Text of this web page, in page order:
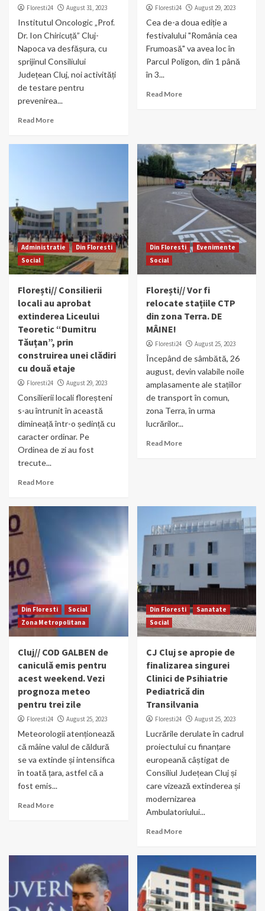
Floresti24 August 31, 2023
Institutul Oncologic „Prof.
Dr. Ion Chiricuță” Cluj-
Napoca va desfășura, cu
sprijinul Consiliului
Județean Cluj, noi activități
de testare pentru
prevenirea...
Read More
Floresti24 August 29, 2023
Cea de-a doua ediție a
festivalului "România cea
Frumoasă" va avea loc în
Parcul Poligon, din 1 până
în 3...
Read More
Administratie
Din Floresti
Social
Florești// Consilierii
locali au aprobat
extinderea Liceului
Teoretic “Dumitru
Tăuțan”, prin
construirea unei clădiri
cu două etaje
Floresti24 August 29, 2023
Consilierii locali floreșteni
s-au întrunit în această
dimineață într-o ședință cu
caracter ordinar. Pe
Ordinea de zi au fost
trecute...
Read More
Din Floresti
Evenimente
Social
Florești// Vor fi
relocate stațiile CTP
din zona Terra. DE
MÂINE!
Floresti24 August 25, 2023
Începând de sâmbătă, 26
august, devin valabile noile
amplasamente ale stațiilor
de transport în comun,
zona Terra, în urma
lucrărilor...
Read More
Din Floresti
Social
Zona Metropolitana
Cluj// COD GALBEN de
caniculă emis pentru
acest weekend. Vezi
prognoza meteo
pentru trei zile
Floresti24 August 25, 2023
Meteorologii atenționează
că mâine valul de căldură
se va extinde și intensifica
în toată țara, astfel că a
fost emis...
Read More
Din Floresti
Sanatate
Social
CJ Cluj se apropie de
finalizarea singurei
Clinici de Psihiatrie
Pediatrică din
Transilvania
Floresti24 August 25, 2023
Lucrările derulate în cadrul
proiectului cu finanțare
europeană câștigat de
Consiliul Județean Cluj și
care vizează extinderea și
modernizarea
Ambulatoriului...
Read More